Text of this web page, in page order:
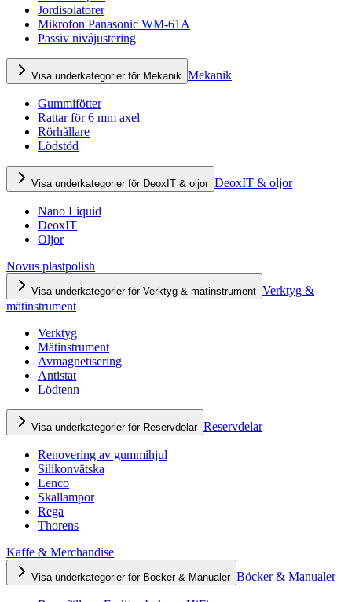
Jordisolatorer
Mikrofon Panasonic WM-61A
Passiv nivåjustering
Visa underkategorier för Mekanik Mekanik
Gummifötter
Rattar för 6 mm axel
Rörhållare
Lödstöd
Visa underkategorier för DeoxIT & oljor DeoxIT & oljor
Nano Liquid
DeoxIT
Oljor
Novus plastpolish
Visa underkategorier för Verktyg & mätinstrument Verktyg &
mätinstrument
Verktyg
Mätinstrument
Avmagnetisering
Antistat
Lödtenn
Visa underkategorier för Reservdelar Reservdelar
Renovering av gummihjul
Silikonvätska
Lenco
Skallampor
Rega
Thorens
Kaffe & Merchandise
Visa underkategorier för Böcker & Manualer Böcker & Manualer